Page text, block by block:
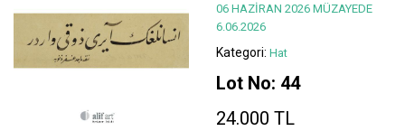
06 HAZİRAN 2026 MÜZAYEDE
6.06.2026
Kategori: Hat
Lot No: 44
24.000 TL